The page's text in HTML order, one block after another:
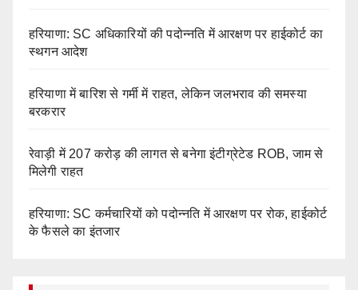
हरियाणा: SC अधिकारियों की पदोन्नति में आरक्षण पर हाईकोर्ट का
स्थगन आदेश
हरियाणा में बारिश से गर्मी में राहत, लेकिन जलभराव की समस्या
बरकरार
रेवाड़ी में 207 करोड़ की लागत से बनेगा इंटीग्रेटेड ROB, जाम से
मिलेगी राहत
हरियाणा: SC कर्मचारियों को पदोन्नति में आरक्षण पर रोक, हाईकोर्ट
के फैसले का इंतजार